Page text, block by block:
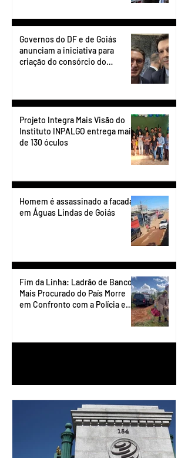
Governos do DF e de Goiás
anunciam a iniciativa para
criação do consórcio do
Projeto Integra Mais Visão do
Instituto INPALGO entrega mais
de 130 óculos
Homem é assassinado a facadas
em Águas Lindas de Goiás
Fim da Linha: Ladrão de Banco
Mais Procurado do País Morre
em Confronto com a Polícia em